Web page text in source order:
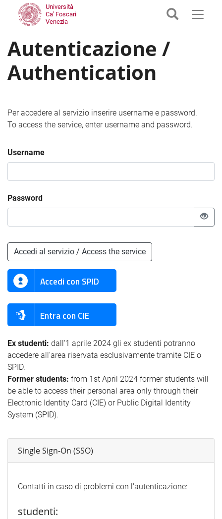
Università
Ca' Foscari
Venezia
Autenticazione /
Authentication
Per accedere al servizio inserire username e password.
To access the service, enter username and password.
Username
Password
Accedi al servizio / Access the service
Accedi con SPID
Entra con CIE
Ex studenti: dall'1 aprile 2024 gli ex studenti potranno
accedere all'area riservata esclusivamente tramite CIE o
SPID.
Former students: from 1st April 2024 former students will
be able to access their personal area only through their
Electronic Identity Card (CIE) or Public Digital Identity
System (SPID).
Single Sign-On (SSO)
Contatti in caso di problemi con l'autenticazione:
studenti: